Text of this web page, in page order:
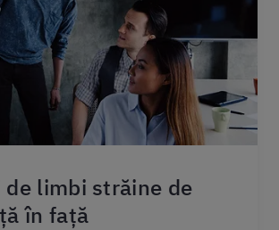
de limbi străine de
în față